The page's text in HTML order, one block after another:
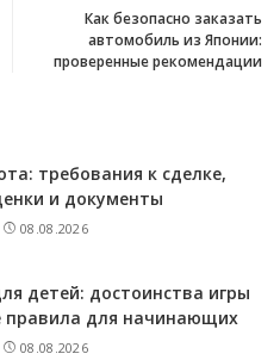
Как безопасно заказать
автомобиль из Японии:
проверенные рекомендации
требования к сделке,
и документы
08.08.2026
детей: достоинства игры
правила для начинающих
08.08.2026